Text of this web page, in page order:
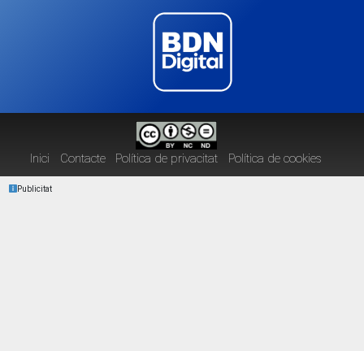
Inici Contacte Política de privacitat Política de cookies
Publicitat